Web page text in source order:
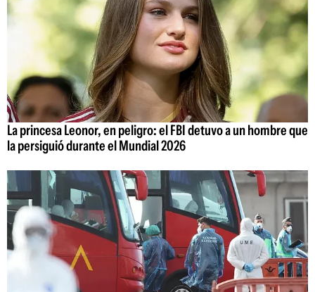
La princesa Leonor, en peligro: el FBI detuvo a un hombre que
la persiguió durante el Mundial 2026